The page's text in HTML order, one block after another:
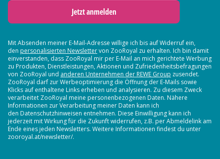
Jetzt anmelden
Mit Absenden meiner E-Mail-Adresse willige ich bis auf Widerruf ein,
den personalisierten Newslettervon ZooRoyal zu erhalten. Ich bin damit
einverstanden, dass ZooRoyal mir per E-Mail an mich gerichtete Werbung
zu Produkten, Dienstleistungen, Aktionen und Zufriedenheitsbefragungen
von ZooRoyal und anderen Unternehmen der REWE Group zusendet.
ZooRoyal darf zur Werbeoptimierung die Öffnung der E-Mails sowie
Klicks auf enthaltene Links erheben und analysieren. Zu diesem Zweck
verarbeitet ZooRoyal meine personenbezogenen Daten. Nähere
Informationen zur Verarbeitung meiner Daten kann ich
den Datenschutzhinweisen entnehmen. Diese Einwilligung kann ich
jederzeit mit Wirkung für die Zukunft widerrufen, z.B. per Abmeldelink am
Ende eines jeden Newsletters. Weitere Informationen findest du unter
zooroyal.at/newsletter/.